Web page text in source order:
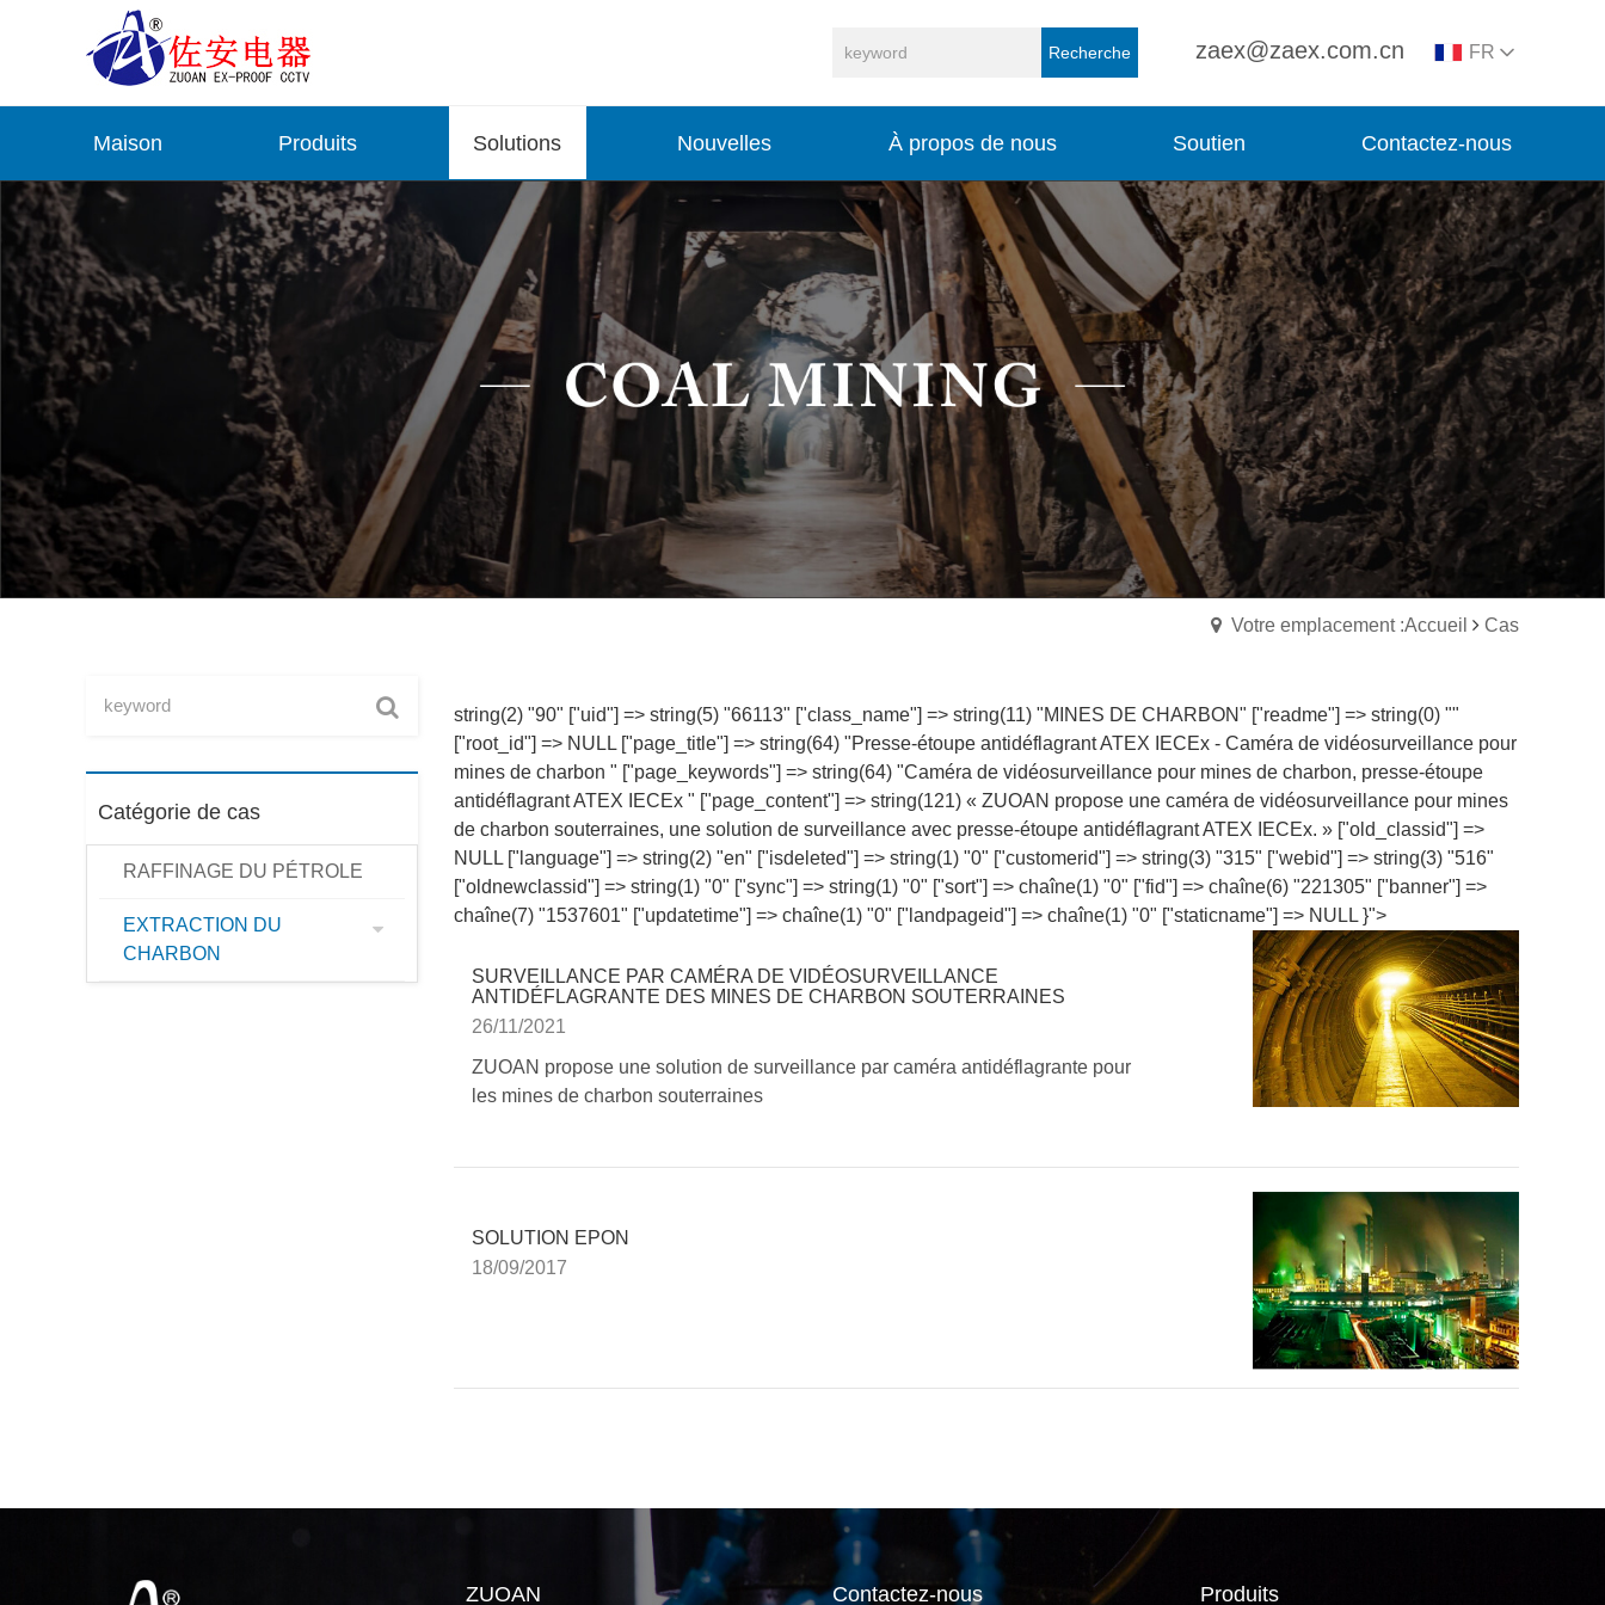
Recherche zaex@zaex.com.cn FR
Maison Produits Solutions Nouvelles À propos de nous Soutien Contactez-nous
Votre emplacement :Accueil Cas
Catégorie de cas
RAFFINAGE DU PÉTROLE
EXTRACTION DU
CHARBON
string(2) "90" ["uid"] => string(5) "66113" ["class_name"] => string(11) "MINES DE CHARBON" ["readme"] => string(0) ""
["root_id"] => NULL ["page_title"] => string(64) "Presse-étoupe antidéflagrant ATEX IECEx - Caméra de vidéosurveillance pour
mines de charbon " ["page_keywords"] => string(64) "Caméra de vidéosurveillance pour mines de charbon, presse-étoupe
antidéflagrant ATEX IECEx " ["page_content"] => string(121) « ZUOAN propose une caméra de vidéosurveillance pour mines
de charbon souterraines, une solution de surveillance avec presse-étoupe antidéflagrant ATEX IECEx. » ["old_classid"] =>
NULL ["language"] => string(2) "en" ["isdeleted"] => string(1) "0" ["customerid"] => string(3) "315" ["webid"] => string(3) "516"
["oldnewclassid"] => string(1) "0" ["sync"] => string(1) "0" ["sort"] => chaîne(1) "0" ["fid"] => chaîne(6) "221305" ["banner"] =>
chaîne(7) "1537601" ["updatetime"] => chaîne(1) "0" ["landpageid"] => chaîne(1) "0" ["staticname"] => NULL }">
SURVEILLANCE PAR CAMÉRA DE VIDÉOSURVEILLANCE
ANTIDÉFLAGRANTE DES MINES DE CHARBON SOUTERRAINES
26/11/2021
ZUOAN propose une solution de surveillance par caméra antidéflagrante pour
les mines de charbon souterraines
SOLUTION EPON
18/09/2017
ZUOAN Contactez-nous Produits